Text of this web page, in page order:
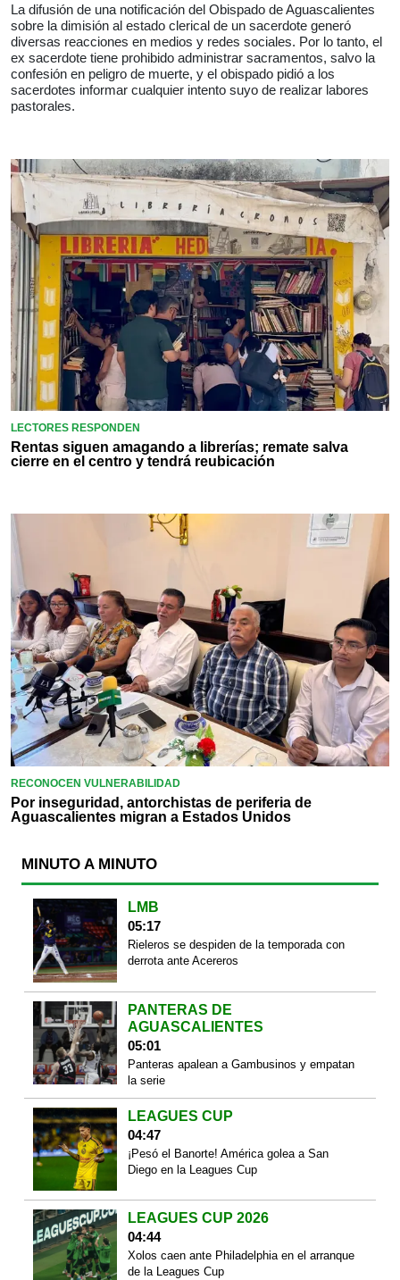
La difusión de una notificación del Obispado de Aguascalientes
sobre la dimisión al estado clerical de un sacerdote generó
diversas reacciones en medios y redes sociales. Por lo tanto, el
ex sacerdote tiene prohibido administrar sacramentos, salvo la
confesión en peligro de muerte, y el obispado pidió a los
sacerdotes informar cualquier intento suyo de realizar labores
pastorales.
LECTORES RESPONDEN
Rentas siguen amagando a librerías; remate salva
cierre en el centro y tendrá reubicación
RECONOCEN VULNERABILIDAD
Por inseguridad, antorchistas de periferia de
Aguascalientes migran a Estados Unidos
MINUTO A MINUTO
LMB
05:17
Rieleros se despiden de la temporada con
derrota ante Acereros
PANTERAS DE
AGUASCALIENTES
05:01
Panteras apalean a Gambusinos y empatan
la serie
LEAGUES CUP
04:47
¡Pesó el Banorte! América golea a San
Diego en la Leagues Cup
LEAGUES CUP 2026
04:44
Xolos caen ante Philadelphia en el arranque
de la Leagues Cup